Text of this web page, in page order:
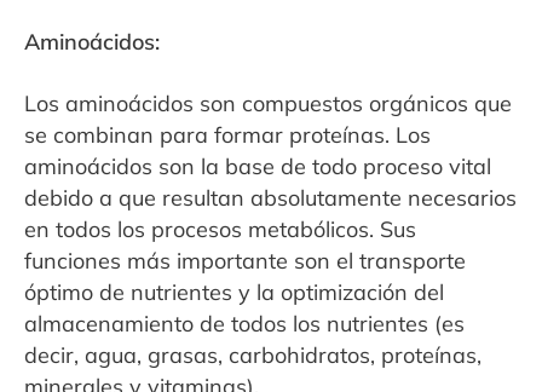
Aminoácidos:
Los aminoácidos son compuestos orgánicos que
se combinan para formar proteínas. Los
aminoácidos son la base de todo proceso vital
debido a que resultan absolutamente necesarios
en todos los procesos metabólicos. Sus
funciones más importante son el transporte
óptimo de nutrientes y la optimización del
almacenamiento de todos los nutrientes (es
decir, agua, grasas, carbohidratos, proteínas,